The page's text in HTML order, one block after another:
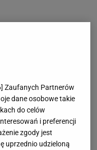
] Zaufanych Partnerów
dane osobowe takie
do celów
i preferencji
zgody jest
uprzednio udzieloną